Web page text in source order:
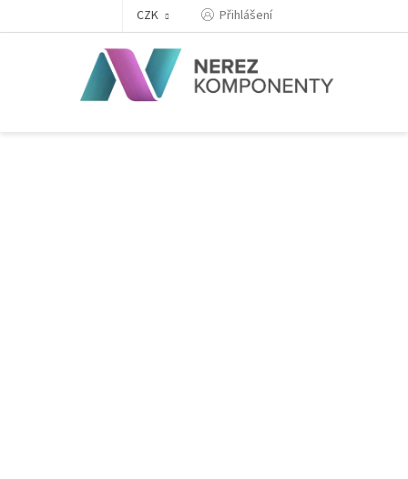
CZK Přihlášení